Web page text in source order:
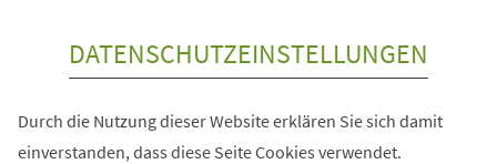
DATENSCHUTZEINSTELLUNGEN
Durch die Nutzung dieser Website erklären Sie sich damit
einverstanden, dass diese Seite Cookies verwendet.